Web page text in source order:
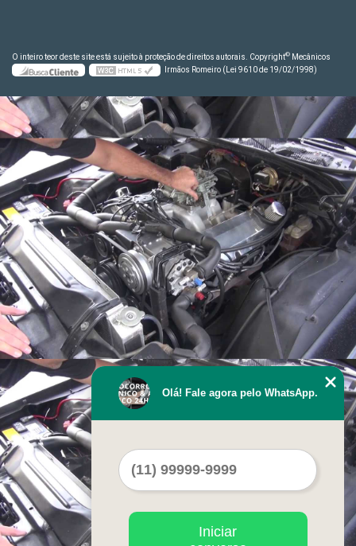
O inteiro teor deste site está sujeito à proteção de direitos autorais. Copyright© Mecânicos
Irmãos Romeiro (Lei 9610 de 19/02/1998)
Olá! Fale agora pelo WhatsApp.
Iniciar